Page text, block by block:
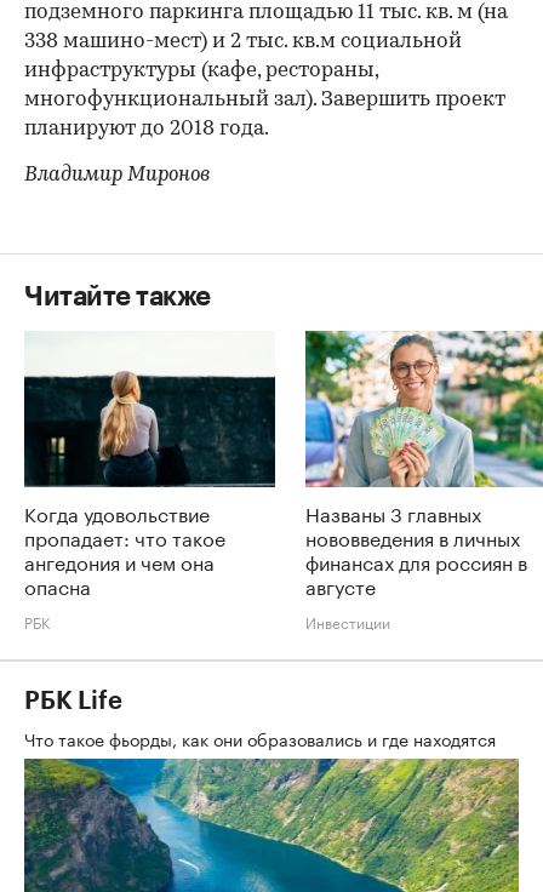
подземного паркинга площадью 11 тыс. кв. м (на
338 машино-мест) и 2 тыс. кв.м социальной
инфраструктуры (кафе, рестораны,
многофункциональный зал). Завершить проект
планируют до 2018 года.
Владимир Миронов
Читайте также
Когда удовольствие
пропадает: что такое
ангедония и чем она
опасна
РБК
Названы 3 главных
нововведения в личных
финансах для россиян в
августе
Инвестиции
РБК Life
Что такое фьорды, как они образовались и где находятся